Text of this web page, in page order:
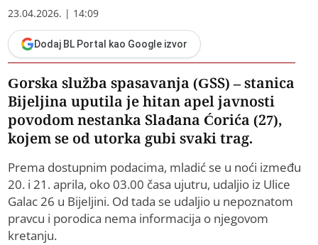
23.04.2026. | 14:09
Dodaj BL Portal kao Google izvor
Gorska služba spasavanja (GSS) – stanica
Bijeljina uputila je hitan apel javnosti
povodom nestanka Slađana Ćorića (27),
kojem se od utorka gubi svaki trag.
Prema dostupnim podacima, mladić se u noći između
20. i 21. aprila, oko 03.00 časa ujutru, udaljio iz Ulice
Galac 26 u Bijeljini. Od tada se udaljio u nepoznatom
pravcu i porodica nema informacija o njegovom
kretanju.